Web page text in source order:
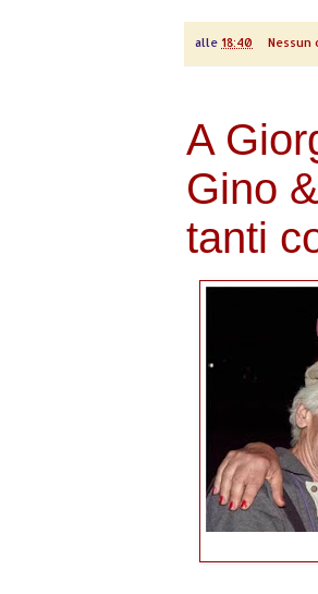
alle 18:40 Nessun
A
Gino
tanti